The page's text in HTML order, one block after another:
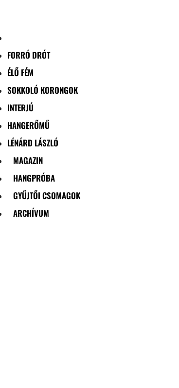
FORRÓ DRÓT
ÉLŐ FÉM
SOKKOLÓ KORONGOK
INTERJÚ
HANGERŐMŰ
LÉNÁRD LÁSZLÓ
MAGAZIN
HANGPRÓBA
GYŰJTŐI CSOMAGOK
ARCHÍVUM